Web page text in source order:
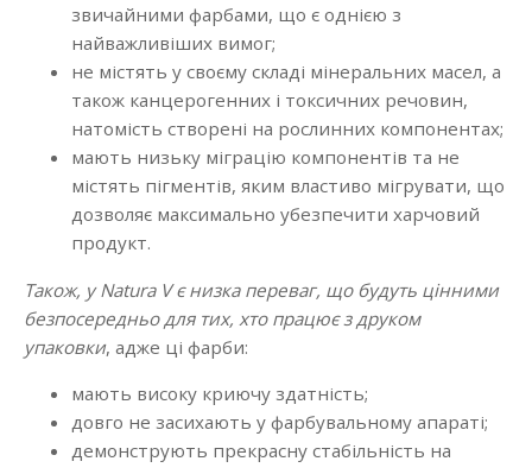
звичайними фарбами, що є однією з
найважливіших вимог;
не містять у своєму складі мінеральних масел, а
також канцерогенних і токсичних речовин,
натомість створені на рослинних компонентах;
мають низьку міграцію компонентів та не
містять пігментів, яким властиво мігрувати, що
дозволяє максимально убезпечити харчовий
продукт.
Також, у Natura V є низка переваг, що будуть цінними
безпосередньо для тих, хто працює з друком
упаковки, адже ці фарби:
мають високу криючу здатність;
довго не засихають у фарбувальному апараті;
демонструють прекрасну стабільність на